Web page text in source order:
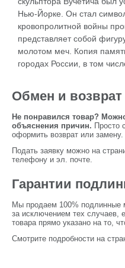
Нью-Йорке. Он стал
кровопролитной войны
представляет собой
молотом меч. Копия
городах России, в том
Обмен и возврат
Не понравился товар?
объяснения причин. Просто
оформить возврат или замену.
Подать заявку можно на
телефону и эл. почте.
Гарантии
Мы продаем 100% подлинные
за исключением тех случаев,
товара прямо указано на то,
Смотрите подробности на